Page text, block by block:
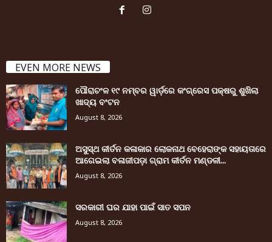
EVEN MORE NEWS
ପୌରାଚଂଳ ୧୯ ନମ୍ବର ୱାର୍ଡ଼ରେ କଂଗ୍ରେସ ପକ୍ଷରୁ ଶୁଖିଲା
ଖାଦ୍ୟ ବଂଟନ
August 8, 2026
ଅସୁସ୍ଥ କୀର୍ତନ କଳାକାର ଲୋକନାଥ ବେହେରାଙ୍କ ସହାୟତାରେ
ଆଗେଇଲା ବଳାଜୀପଡ଼ା ଗ୍ରାମ କୀର୍ତନ ମଣ୍ଡଳୀ...
August 8, 2026
ସରକାରୀ ଘର ଯାହା ପାଇଁ ସାତ ସପନ
August 8, 2026